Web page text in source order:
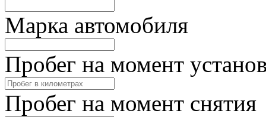
Марка автомобиля
Пробег на момент
Пробег на момент снятия